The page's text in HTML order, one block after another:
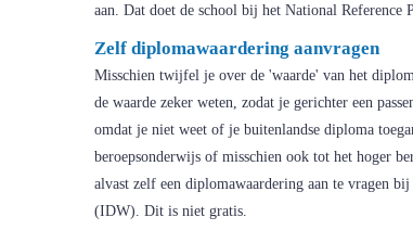
aan. Dat doet de school bij het National Reference
Zelf diplomawaardering aanvragen
Misschien twijfel je over de 'waarde' van het
de waarde zeker weten, zodat je gerichter een
omdat je niet weet of je buitenlandse diploma
beroepsonderwijs of misschien ook tot het hoger
alvast zelf een diplomawaardering aan te vragen
(IDW). Dit is niet gratis.